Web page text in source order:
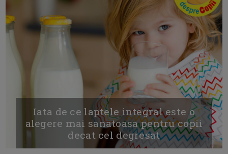
Iata de ce laptele integral este o
alegere mai sanatoasa pentru copii
decat cel degresat